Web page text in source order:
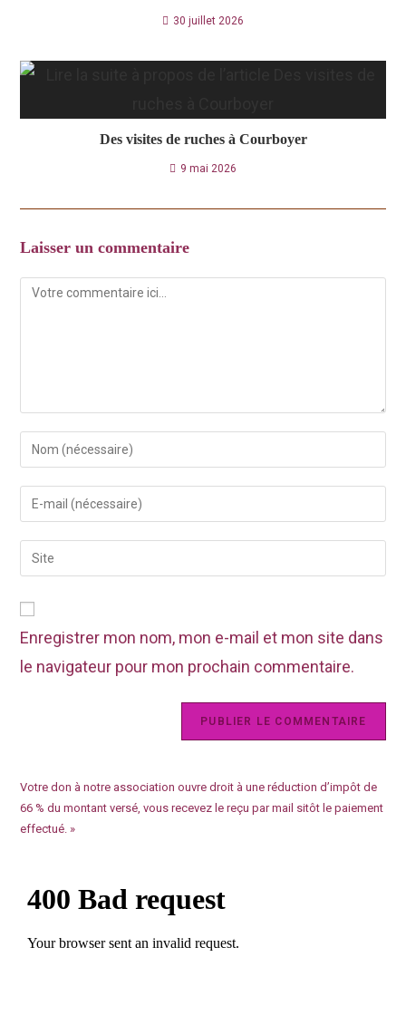
30 juillet 2026
Des visites de ruches à Courboyer
9 mai 2026
Laisser un commentaire
Enregistrer mon nom, mon e-mail et mon site dans
le navigateur pour mon prochain commentaire.
Votre don à notre association ouvre droit à une réduction d’impôt de
66 % du montant versé, vous recevez le reçu par mail sitôt le paiement
effectué. »